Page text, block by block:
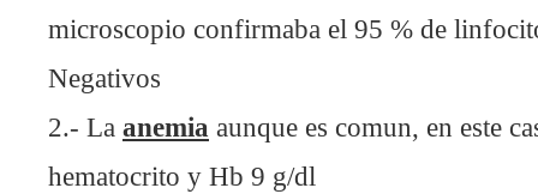
microscopio confirmaba el 95 % de
Negativos
2.- La anemia aunque es comun, en este
hematocrito y Hb 9 g/dl